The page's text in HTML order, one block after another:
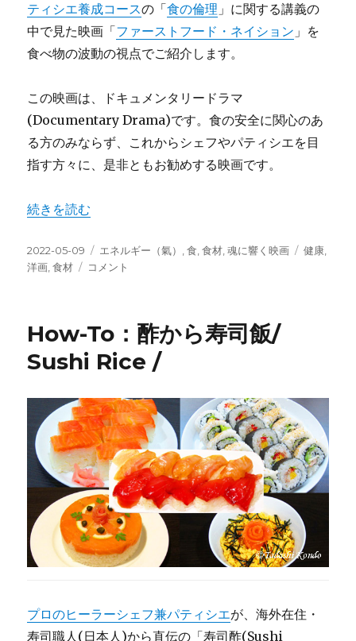
ティシエ養成コースの「食の倫理 」に関する講義の
中で見た映画「ファーストフード・ネイション 」を
食べ物の波動の視点でご紹介します。
この映画は、ドキュメンタリードラマ
(Documentary Drama)です。食の安全に関心のあ
る方のみならず、これからシェフやパティシエを目
指す方々に、是非ともお勧めする映画です。
“Movie： ファーストフードネイション＋Info：食の倫
続きを読む
投
稿
2022-05-09
カ
テ
エネルギー（氣） ,食 ,食材 ,魂に響く映画
タ
健康
洋画 ,食材
Movie：
ス
ト
ド
ネ
イ
シ
ョ
ン
＋
Info：
食
の
倫
コメント
How-To：酢から寿司飯/
Sushi Rice /
プロのヒーラーシェフ兼パティシエが、海外在住・
寿司職人(日本人)から直伝の「寿司酢(Sushi